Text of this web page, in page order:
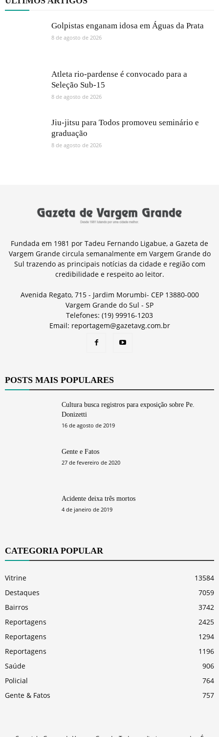
Golpistas enganam idosa em Águas da Prata
8 de agosto de 2026
Atleta rio-pardense é convocado para a
Seleção Sub-15
8 de agosto de 2026
Jiu-jitsu para Todos promoveu seminário e
graduação
8 de agosto de 2026
Fundada em 1981 por Tadeu Fernando Ligabue, a Gazeta de
Vargem Grande circula semanalmente em Vargem Grande do
Sul trazendo as principais notícias da cidade e região com
credibilidade e respeito ao leitor.
Avenida Regato, 715 - Jardim Morumbi- CEP 13880-000
Vargem Grande do Sul - SP
Telefones: (19) 99916-1203
Email: reportagem@gazetavg.com.br
POSTS MAIS POPULARES
Cultura busca registros para exposição sobre Pe.
Donizetti
16 de agosto de 2019
Gente e Fatos
27 de fevereiro de 2020
Acidente deixa três mortos
4 de janeiro de 2019
CATEGORIA POPULAR
Vitrine
13584
Destaques
7059
Bairros
3742
Reportagens
2425
Reportagens
1294
Reportagens
1196
Saúde
906
Policial
764
Gente & Fatos
757